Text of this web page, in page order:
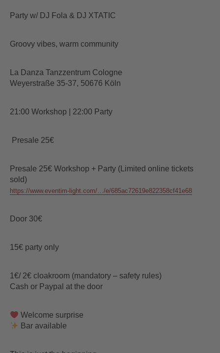
Party w/ DJ Fola & DJ XTATIC
Groovy vibes, warm community
La Danza Tanzzentrum Cologne
Weyerstraße 35-37, 50676 Köln
21:00 Workshop | 22:00 Party
️ Presale 25€
Presale 25€ Workshop + Party (Limited online tickets
sold)
https://www.eventim-light.com/…/e/685ac72619e822358cf41e68
Door 30€
15€ party only
1€/ 2€ cloakroom (mandatory – safety rules)
Cash or Paypal at the door
‍ Welcome surprise
Bar available
USC-Registration
Social Media
Referenzen